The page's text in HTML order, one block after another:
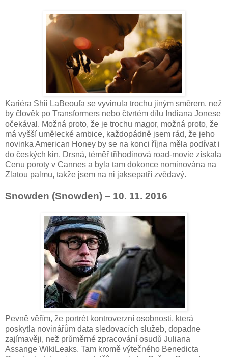
Kariéra Shii LaBeoufa se vyvinula trochu jiným směrem, než
by člověk po Transformers nebo čtvrtém dílu Indiana Jonese
očekával. Možná proto, že je trochu magor, možná proto, že
má vyšší umělecké ambice, každopádně jsem rád, že jeho
novinka American Honey by se na konci října měla podívat i
do českých kin. Drsná, téměř tříhodinová road-movie získala
Cenu poroty v Cannes a byla tam dokonce nominována na
Zlatou palmu, takže jsem na ni jaksepatří zvědavý.
Snowden (Snowden) – 10. 11. 2016
Pevně věřím, že portrét kontroverzní osobnosti, která
poskytla novinářům data sledovacích služeb, dopadne
zajímavěji, než průměrné zpracování osudů Juliana
Assange WikiLeaks. Tam kromě výtečného Benedicta